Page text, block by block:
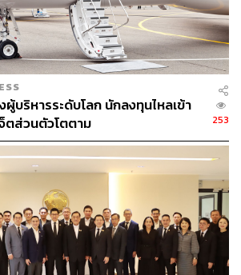
1.3K
ABOUT THE AUTHOR
สกุลชัย เก่งอนันตานนท์
Content Creator สำนักข่าว THE
STANDARD WEALTH
บริหารระดับโลก นักลงทุนไหลเข้า
ตส่วนตัวโตตาม
253